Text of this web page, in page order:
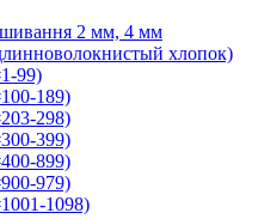
2 мм, 4 мм
хлопок)
99)
189)
298)
399)
899)
979)
1098)